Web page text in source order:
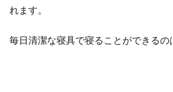
れます。
毎日清潔な寝具で寝ることができるの